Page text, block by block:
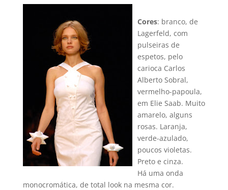
Cores: branco, de
Lagerfeld, com
pulseiras de
espetos, pelo
carioca Carlos
Alberto Sobral,
vermelho-papoula,
em Elie Saab. Muito
amarelo, alguns
rosas. Laranja,
verde-azulado,
poucos violetas.
Preto e cinza.
Há uma onda
monocromática, de total look na mesma cor.